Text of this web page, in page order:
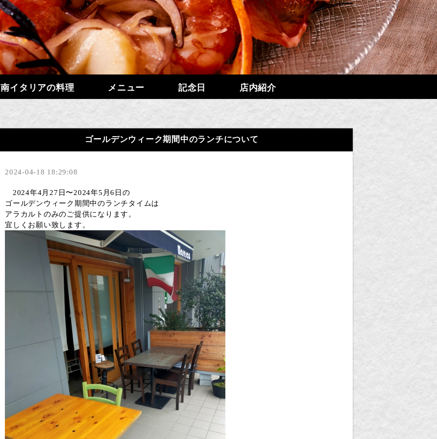
南イタリアの料理 メニュー 記念日 店内紹介
ゴールデンウィーク期間中のランチについて
2024-04-18 18:29:08
2024年4月27日〜2024年5月6日の
ゴールデンウィーク期間中のランチタイムは
アラカルトのみのご提供になります。
宜しくお願い致します。